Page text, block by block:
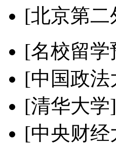
[北京第二
[名校留学
[中国政法
[清华大学]
[中央财经